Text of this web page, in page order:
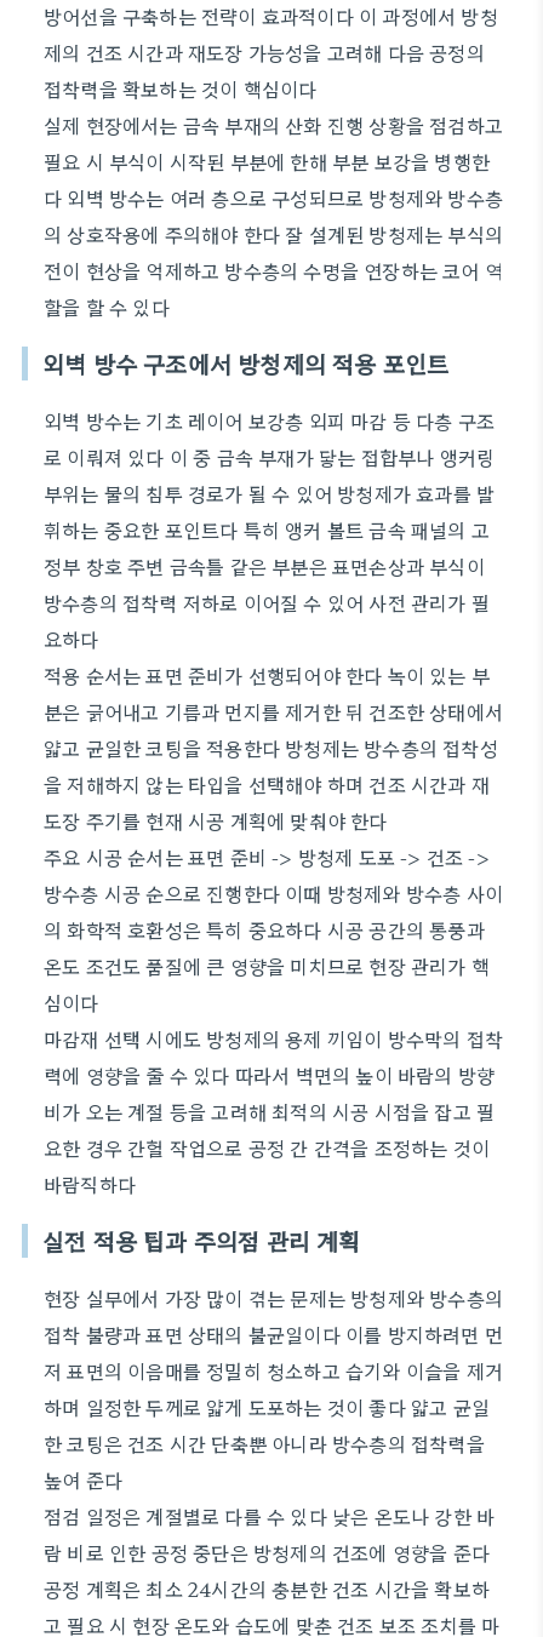
방어선을 구축하는 전략이 효과적이다 이 과정에서 방청
제의 건조 시간과 재도장 가능성을 고려해 다음 공정의
접착력을 확보하는 것이 핵심이다
실제 현장에서는 금속 부재의 산화 진행 상황을 점검하고
필요 시 부식이 시작된 부분에 한해 부분 보강을 병행한
다 외벽 방수는 여러 층으로 구성되므로 방청제와 방수층
의 상호작용에 주의해야 한다 잘 설계된 방청제는 부식의
전이 현상을 억제하고 방수층의 수명을 연장하는 코어 역
할을 할 수 있다
외벽 방수 구조에서 방청제의 적용 포인트
외벽 방수는 기초 레이어 보강층 외피 마감 등 다층 구조
로 이뤄져 있다 이 중 금속 부재가 닿는 접합부나 앵커링
부위는 물의 침투 경로가 될 수 있어 방청제가 효과를 발
휘하는 중요한 포인트다 특히 앵커 볼트 금속 패널의 고
정부 창호 주변 금속틀 같은 부분은 표면손상과 부식이
방수층의 접착력 저하로 이어질 수 있어 사전 관리가 필
요하다
적용 순서는 표면 준비가 선행되어야 한다 녹이 있는 부
분은 긁어내고 기름과 먼지를 제거한 뒤 건조한 상태에서
얇고 균일한 코팅을 적용한다 방청제는 방수층의 접착성
을 저해하지 않는 타입을 선택해야 하며 건조 시간과 재
도장 주기를 현재 시공 계획에 맞춰야 한다
주요 시공 순서는 표면 준비 -> 방청제 도포 -> 건조 ->
방수층 시공 순으로 진행한다 이때 방청제와 방수층 사이
의 화학적 호환성은 특히 중요하다 시공 공간의 통풍과
온도 조건도 품질에 큰 영향을 미치므로 현장 관리가 핵
심이다
마감재 선택 시에도 방청제의 용제 끼임이 방수막의 접착
력에 영향을 줄 수 있다 따라서 벽면의 높이 바람의 방향
비가 오는 계절 등을 고려해 최적의 시공 시점을 잡고 필
요한 경우 간헐 작업으로 공정 간 간격을 조정하는 것이
바람직하다
실전 적용 팁과 주의점 관리 계획
현장 실무에서 가장 많이 겪는 문제는 방청제와 방수층의
접착 불량과 표면 상태의 불균일이다 이를 방지하려면 먼
저 표면의 이음매를 정밀히 청소하고 습기와 이슬을 제거
하며 일정한 두께로 얇게 도포하는 것이 좋다 얇고 균일
한 코팅은 건조 시간 단축뿐 아니라 방수층의 접착력을
높여 준다
점검 일정은 계절별로 다를 수 있다 낮은 온도나 강한 바
람 비로 인한 공정 중단은 방청제의 건조에 영향을 준다
공정 계획은 최소 24시간의 충분한 건조 시간을 확보하
고 필요 시 현장 온도와 습도에 맞춘 건조 보조 조치를 마